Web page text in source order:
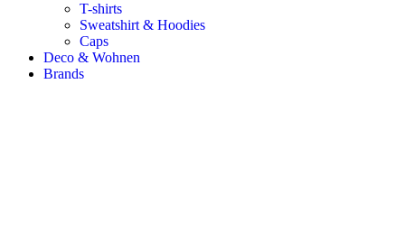
T-shirts
Sweatshirt & Hoodies
Caps
Deco & Wohnen
Brands